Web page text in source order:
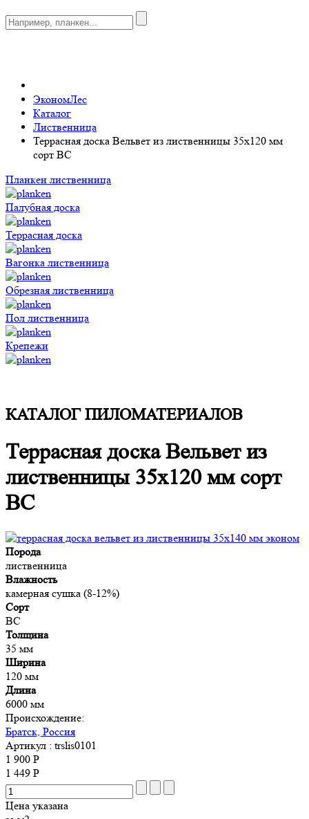
ЭкономЛес
Каталог
Лиственница
Террасная доска Вельвет из лиственницы 35x120 мм
сорт BC
Планкен лиственница
Палубная доска
Террасная доска
Вагонка лиственница
Обрезная лиственница
Пол лиственница
Крепежи
КАТАЛОГ ПИЛОМАТЕРИАЛОВ
Террасная доска Вельвет из
лиственницы 35x120 мм сорт
BC
Порода
лиственница
Влажность
камерная сушка (8-12%)
Сорт
BC
Толщина
35 мм
Ширина
120 мм
Длина
6000 мм
Происхождение:
Братск, Россия
Артикул : trslis0101
1 900 Р
1 449 Р
Цена указана